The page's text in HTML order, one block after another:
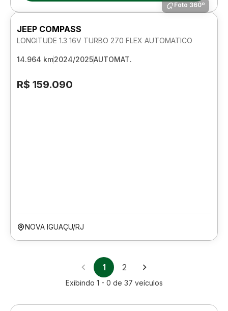
Foto 360º
JEEP COMPASS
LONGITUDE 1.3 16V TURBO 270 FLEX AUTOMATICO
14.964 km2024/2025AUTOMAT.
R$ 159.090
NOVA IGUAÇU/RJ
1 2
Exibindo 1 - 0 de 37 veículos